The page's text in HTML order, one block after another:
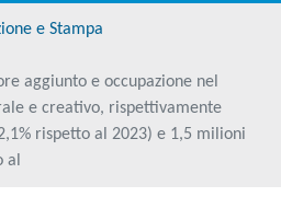
e Stampa
aggiunto e occupazione nel
e creativo, rispettivamente
rispetto al 2023) e 1,5 milioni
al